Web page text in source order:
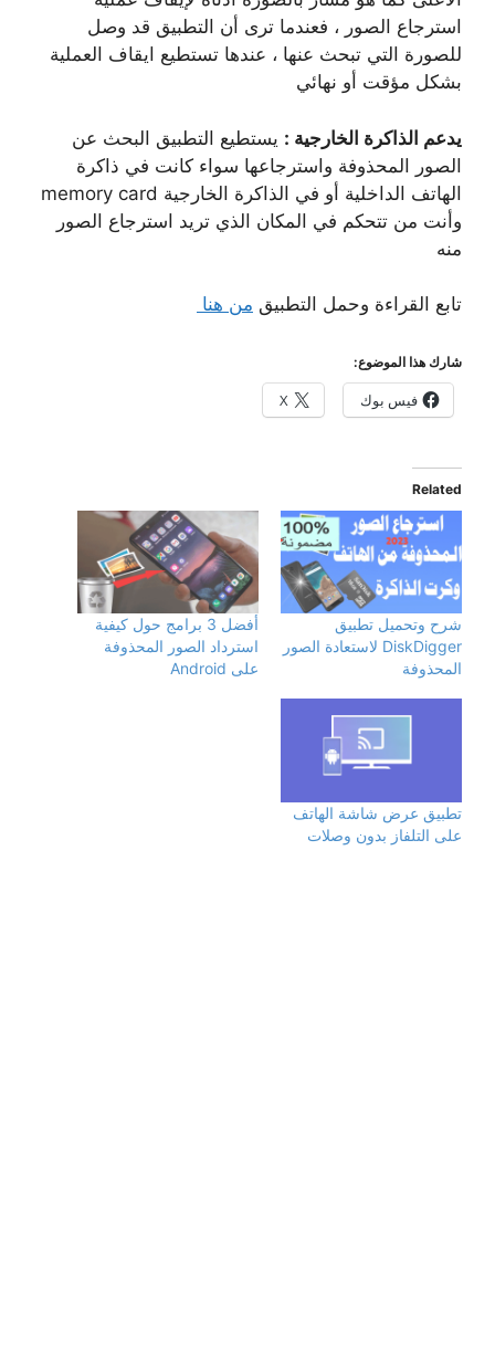
استرجاع الصور ، فعندما ترى أن التطبيق قد وصل
للصورة التي تبحث عنها ، عندها تستطيع ايقاف العملية
بشكل مؤقت أو نهائي
يدعم الذاكرة الخارجية : يستطيع التطبيق البحث عن
الصور المحذوفة واسترجاعها سواء كانت في ذاكرة
الهاتف الداخلية أو في الذاكرة الخارجية memory card
وأنت من تتحكم في المكان الذي تريد استرجاع الصور
منه
تابع القراءة وحمل التطبيق من هنا
شارك هذا الموضوع:
فيس بوك X
Related
شرح وتحميل تطبيق
DiskDigger لاستعادة الصور
المحذوفة
أفضل 3 برامج حول كيفية
استرداد الصور المحذوفة
على Android
تطبيق عرض شاشة الهاتف
على التلفاز بدون وصلات